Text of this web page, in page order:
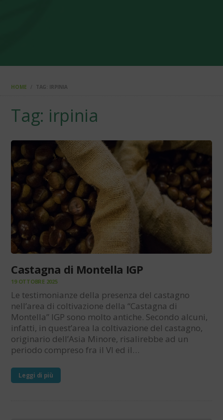
HOME TAG: IRPINIA
Tag: irpinia
Castagna di Montella IGP
19 OTTOBRE 2025
Le testimonianze della presenza del castagno
nell’area di coltivazione della “Castagna di
Montella” IGP sono molto antiche. Secondo alcuni,
infatti, in quest’area la coltivazione del castagno,
originario dell’Asia Minore, risalirebbe ad un
periodo compreso fra il VI ed il…
Leggi di più